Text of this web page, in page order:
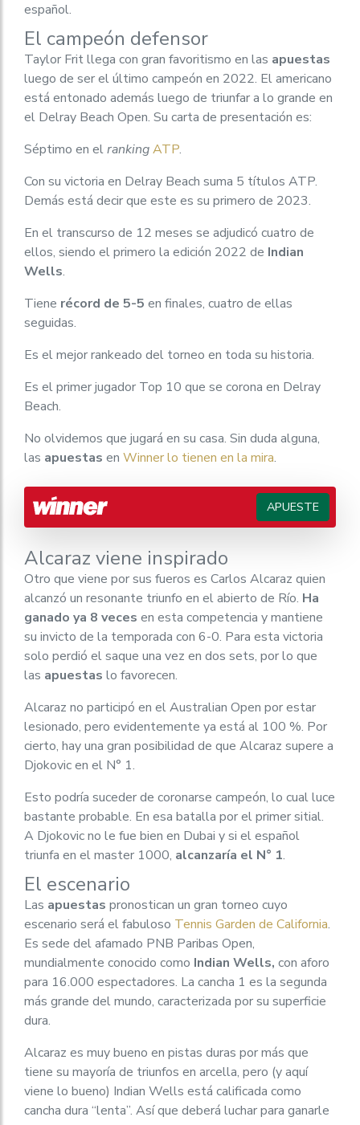
español.
El campeón defensor
Taylor Frit llega con gran favoritismo en las apuestas
luego de ser el último campeón en 2022. El americano
está entonado además luego de triunfar a lo grande en
el Delray Beach Open. Su carta de presentación es:
Séptimo en elrankingATP.
Con su victoria en Delray Beach suma 5 títulos ATP.
Demás está decir que este es su primero de 2023.
En el transcurso de 12 meses se adjudicó cuatro de
ellos, siendo el primero la edición 2022 de Indian
Wells.
Tiene récord de 5-5 en finales, cuatro de ellas
seguidas.
Es el mejor rankeado del torneo en toda su historia.
Es el primer jugador Top 10 que se corona en Delray
Beach.
No olvidemos que jugará en su casa. Sin duda alguna,
las apuestas en Winner lo tienen en la mira.
APUESTE
Alcaraz viene inspirado
Otro que viene por sus fueros es Carlos Alcaraz quien
alcanzó un resonante triunfo en el abierto de Río. Ha
ganado ya 8 veces en esta competencia y mantiene
su invicto de la temporada con 6-0. Para esta victoria
solo perdió el saque una vez en dos sets, por lo que
las apuestas lo favorecen.
Alcaraz no participó en el Australian Open por estar
lesionado, pero evidentemente ya está al 100 %. Por
cierto, hay una gran posibilidad de que Alcaraz supere a
Djokovic en el N° 1.
Esto podría suceder de coronarse campeón, lo cual luce
bastante probable. En esa batalla por el primer sitial.
A Djokovic no le fue bien en Dubai y si el español
triunfa en el master 1000, alcanzaría el N° 1.
El escenario
Las apuestas pronostican un gran torneo cuyo
escenario será el fabuloso Tennis Garden de California.
Es sede del afamado PNB Paribas Open,
mundialmente conocido como Indian Wells, con aforo
para 16.000 espectadores. La cancha 1 es la segunda
más grande del mundo, caracterizada por su superficie
dura.
Alcaraz es muy bueno en pistas duras por más que
tiene su mayoría de triunfos en arcella, pero (y aquí
viene lo bueno) Indian Wells está calificada como
cancha dura “lenta”. Así que deberá luchar para ganarle